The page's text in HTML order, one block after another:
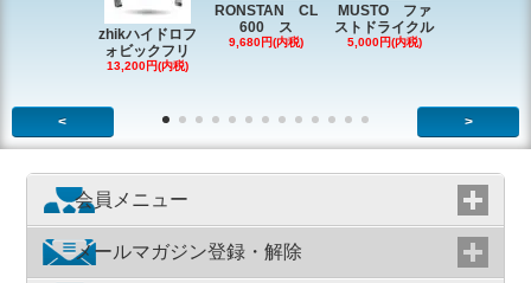
zhikハイドロフ
ォビックフリ
13,200円(内税)
RONSTAN CL
600 ス
9,680円(内税)
MUSTO ファ
ストドライクル
5,000円(内税)
< >
会員メニュー
メールマガジン登録・解除